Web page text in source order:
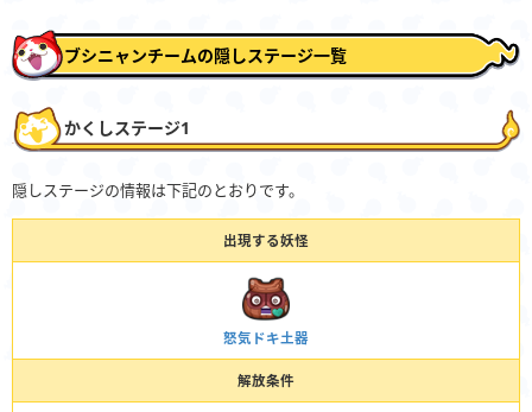
ブシニャンチームの隠しステージ一覧
かくしステージ1
隠しステージの情報は下記のとおりです。
出現する妖怪
怒気ドキ土器
解放条件